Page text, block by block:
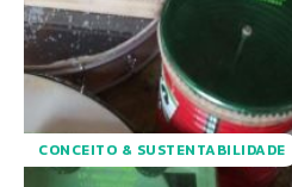
CONCEITO & SUSTENTABILIDADE